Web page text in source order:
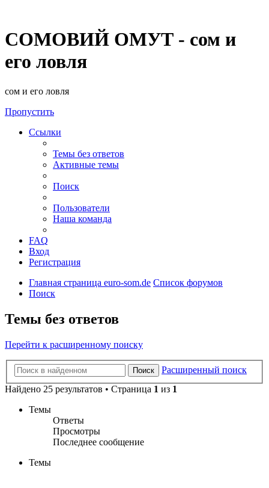
СОМОВИЙ ОМУТ - сом и
его ловля
сом и его ловля
Пропустить
Ссылки
Темы без ответов
Активные темы
Поиск
Пользователи
Наша команда
FAQ
Вход
Регистрация
Главная страница euro-som.de Список форумов
Поиск
Темы без ответов
Перейти к расширенному поиску
Поиск
Расширенный поиск
Найдено 25 результатов • Страница 1 из 1
Темы
Ответы
Просмотры
Последнее сообщение
Темы